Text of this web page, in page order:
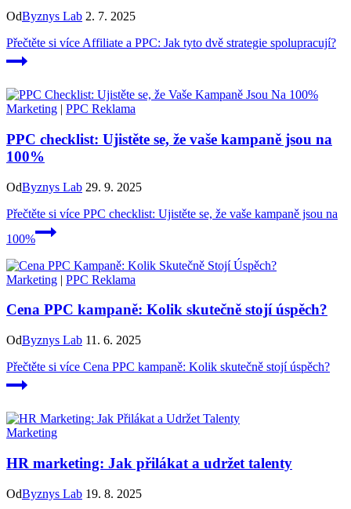
OdByznys Lab 2. 7. 2025
Přečtěte si více Affiliate a PPC: Jak tyto dvě strategie spolupracují?
Marketing | PPC Reklama
PPC checklist: Ujistěte se, že vaše kampaně jsou na
100%
OdByznys Lab 29. 9. 2025
Přečtěte si více PPC checklist: Ujistěte se, že vaše kampaně jsou na
100%
Marketing | PPC Reklama
Cena PPC kampaně: Kolik skutečně stojí úspěch?
OdByznys Lab 11. 6. 2025
Přečtěte si více Cena PPC kampaně: Kolik skutečně stojí úspěch?
Marketing
HR marketing: Jak přilákat a udržet talenty
OdByznys Lab 19. 8. 2025